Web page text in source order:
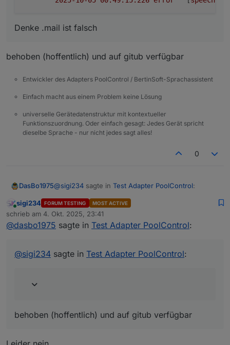
Denke .mail ist falsch
behoben (hoffentlich) und auf gitub verfügbar
Entwickler des Adapters PoolControl / BertinSoft-Sprachassistent
Einfach macht aus einem Problem keine Lösung
universelle Gerätedatenstruktur mit kontextueller
Funktionszuordnung. Oder einfach gesagt: Jedes Gerät spricht
dieselbe Sprache - nur nicht jedes sagt alles!
0
DasBo1975@sigi234 sagte in Test Adapter PoolControl:
@dasbo1975sagte in
PoolControl:
eine Existenzprüfung des E-Mail-
Adapters vor dem Versand,
Denke .mail ist falsch
behoben (hoffentlich) und auf gitub verfügbar
Online
sigi234 FORUM TESTING MOST ACTIVE
schrieb am 4. Okt. 2025, 23:41
zuletzt editiert von
@dasbo1975 sagte in Test Adapter PoolControl:
@sigi234 sagte in Test Adapter PoolControl:
behoben (hoffentlich) und auf gitub verfügbar